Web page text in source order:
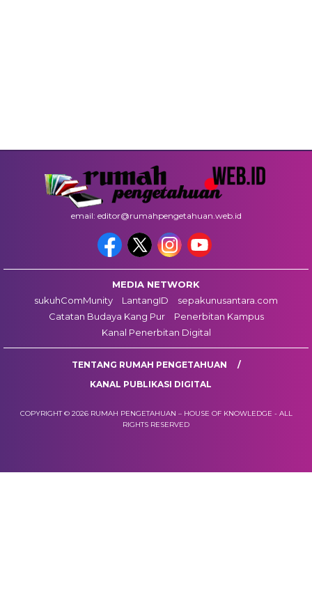
email: editor@rumahpengetahuan.web.id
MEDIA NETWORK
sukuhComMunity
LantangID
sepakunusantara.com
Catatan Budaya Kang Pur
Penerbitan Kampus
Kanal Penerbitan Digital
TENTANG RUMAH PENGETAHUAN
KANAL PUBLIKASI DIGITAL
COPYRIGHT © 2026 RUMAH PENGETAHUAN – HOUSE OF KNOWLEDGE - ALL
RIGHTS RESERVED